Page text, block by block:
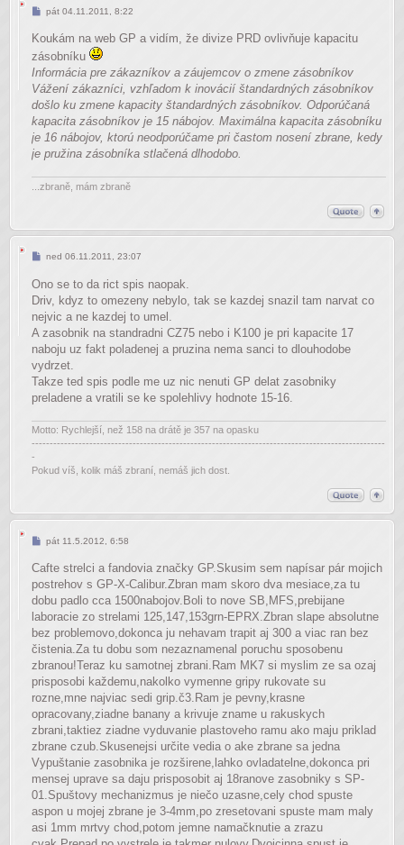
Příspěvek
pát 04.11.2011, 8:22
Koukám na web GP a vidím, že divize PRD ovlivňuje kapacitu
zásobníku
Informácia pre zákazníkov a záujemcov o zmene zásobníkov
Vážení zákazníci, vzhľadom k inovácií štandardných zásobníkov
došlo ku zmene kapacity štandardných zásobníkov. Odporúčaná
kapacita zásobníkov je 15 nábojov. Maximálna kapacita zásobníku
je 16 nábojov, ktorú neodporúčame pri častom nosení zbrane, kedy
je pružina zásobníka stlačená dlhodobo.
...zbraně, mám zbraně
Příspěvek
ned 06.11.2011, 23:07
Ono se to da rict spis naopak.
Driv, kdyz to omezeny nebylo, tak se kazdej snazil tam narvat co
nejvic a ne kazdej to umel.
A zasobnik na standradni CZ75 nebo i K100 je pri kapacite 17
naboju uz fakt poladenej a pruzina nema sanci to dlouhodobe
vydrzet.
Takze ted spis podle me uz nic nenuti GP delat zasobniky
preladene a vratili se ke spolehlivy hodnote 15-16.
Motto: Rychlejší, než 158 na drátě je 357 na opasku
--------------------------------------------------------------------------------------------------
-
Pokud víš, kolik máš zbraní, nemáš jich dost.
Příspěvek
pát 11.5.2012, 6:58
Cafte strelci a fandovia značky GP.Skusim sem napísar pár mojich
postrehov s GP-X-Calibur.Zbran mam skoro dva mesiace,za tu
dobu padlo cca 1500nabojov.Boli to nove SB,MFS,prebijane
laboracie zo strelami 125,147,153grn-EPRX.Zbran slape absolutne
bez problemovo,dokonca ju nehavam trapit aj 300 a viac ran bez
čistenia.Za tu dobu som nezaznamenal poruchu sposobenu
zbranou!Teraz ku samotnej zbrani.Ram MK7 si myslim ze sa ozaj
prisposobi každemu,nakolko vymenne gripy rukovate su
rozne,mne najviac sedi grip.č3.Ram je pevny,krasne
opracovany,ziadne banany a krivuje zname u rakuskych
zbrani,taktiez ziadne vyduvanie plastoveho ramu ako maju priklad
zbrane czub.Skusenejsi určite vedia o ake zbrane sa jedna
Vypuštanie zasobnika je rozširene,lahko ovladatelne,dokonca pri
mensej uprave sa daju prisposobit aj 18ranove zasobniky s SP-
01.Spuštovy mechanizmus je niečo uzasne,cely chod spuste
aspon u mojej zbrane je 3-4mm,po zresetovani spuste mam maly
asi 1mm mrtvy chod,potom jemne namačknutie a zrazu